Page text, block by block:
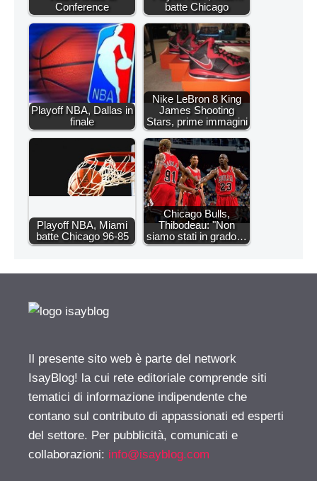
Conference
batte Chicago
Playoff NBA, Dallas in
finale
Nike LeBron 8 King
James Shooting
Stars, prime immagini
Playoff NBA, Miami
batte Chicago 96-85
Chicago Bulls,
Thibodeau: "Non
siamo stati in grado…
Il presente sito web è parte del network
IsayBlog! la cui rete editoriale comprende siti
tematici di informazione indipendente che
contano sul contributo di appassionati ed esperti
del settore. Per pubblicità, comunicati e
collaborazioni: info@isayblog.com